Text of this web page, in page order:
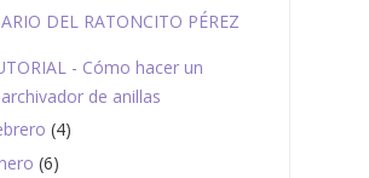
DEL RATONCITO PÉREZ
- Cómo hacer un
archivador de anillas
(4)
(6)